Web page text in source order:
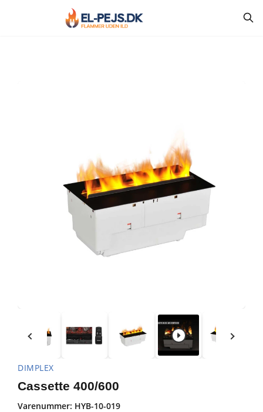
DIMPLEX
Cassette 400/600
Varenummer: HYB-10-019